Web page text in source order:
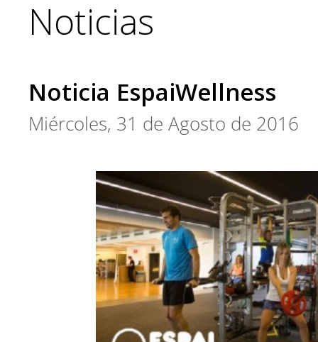
Noticias
Noticia EspaiWellness
Miércoles, 31 de Agosto de 2016